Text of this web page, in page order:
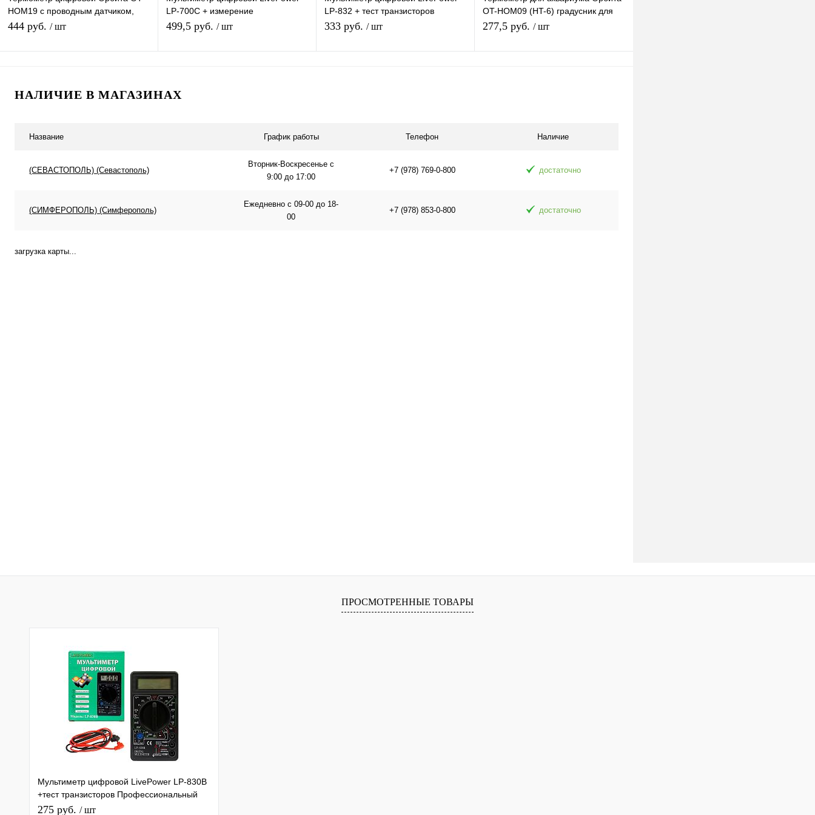
HOM19 с проводным датчиком,
для улицы, дома, почвы
444 руб. / шт
LP-700C + измерение
температуры, Профессиональный
499,5 руб. / шт
LP-832 + тест транзисторов
Профессиональный
333 руб. / шт
OT-HOM09 (HT-6) градусник для
аквариума, водонепроницаемый
277,5 руб. / шт
НАЛИЧИЕ В МАГАЗИНАХ
Название График работы Телефон Наличие
(СЕВАСТОПОЛЬ) (Севастополь)
Вторник-Воскресенье с
9:00 до 17:00
+7 (978) 769-0-800 достаточно
(СИМФЕРОПОЛЬ) (Симферополь)
Ежедневно с 09-00 до 18-
00
+7 (978) 853-0-800 достаточно
загрузка карты...
ПРОСМОТРЕННЫЕ ТОВАРЫ
Мультиметр цифровой LivePower LP-830B
+тест транзисторов Профессиональный
мультиизмерительный Тестер
275 руб. / шт